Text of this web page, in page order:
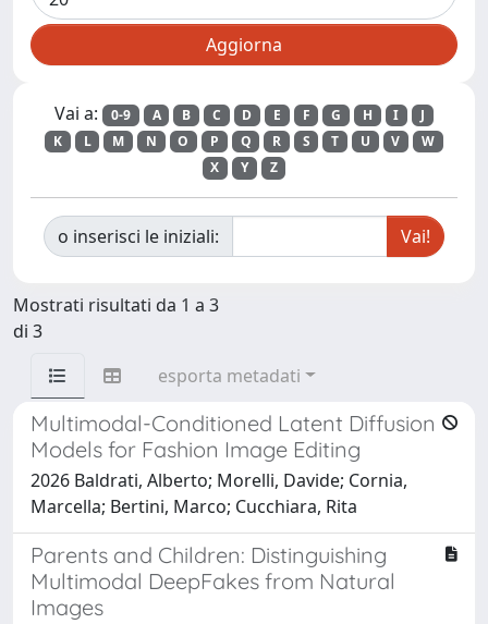
Vai a: 0-9 A B C D E F G H I
J
K
L M N O P Q R S T U V
W
X
Y Z
o inserisci le iniziali:
Mostrati risultati da 1 a 3
di 3
esporta metadati
Multimodal-Conditioned Latent Diffusion
Models for Fashion Image Editing
2026 Baldrati, Alberto; Morelli, Davide; Cornia,
Marcella; Bertini, Marco; Cucchiara, Rita
Parents and Children: Distinguishing
Multimodal DeepFakes from Natural
Images